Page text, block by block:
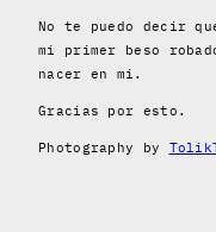
No te puedo decir
mi primer beso
nacer en mi.
Gracias por esto.
Photography by